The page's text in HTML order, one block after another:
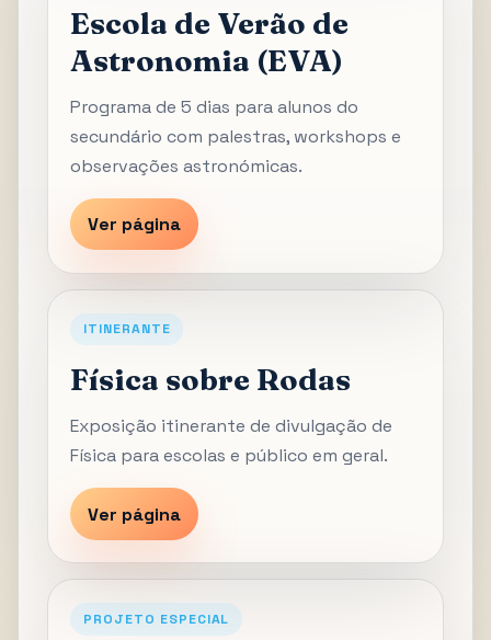
Escola de Verão de
Astronomia (EVA)
Programa de 5 dias para alunos do
secundário com palestras, workshops e
observações astronómicas.
Ver página
ITINERANTE
Física sobre Rodas
Exposição itinerante de divulgação de
Física para escolas e público em geral.
Ver página
PROJETO ESPECIAL